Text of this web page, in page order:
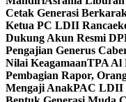
Cetak Generasi
Ketua PC LDII
Dukung Akun Resmi
Pengajian Generus
Nilai KeagamaanTPA Al
Pembagian Rapor,
Mengaji AnakPAC LDII